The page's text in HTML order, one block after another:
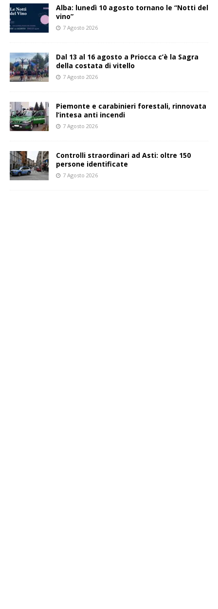
Alba: lunedì 10 agosto tornano le “Notti del
vino”
7 Agosto 2026
Dal 13 al 16 agosto a Priocca c’è la Sagra
della costata di vitello
7 Agosto 2026
Piemonte e carabinieri forestali, rinnovata
l’intesa anti incendi
7 Agosto 2026
Controlli straordinari ad Asti: oltre 150
persone identificate
7 Agosto 2026